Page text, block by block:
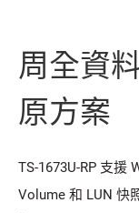
周全資
原方案
TS-1673U-RP 支
Volume 和 LUN 快